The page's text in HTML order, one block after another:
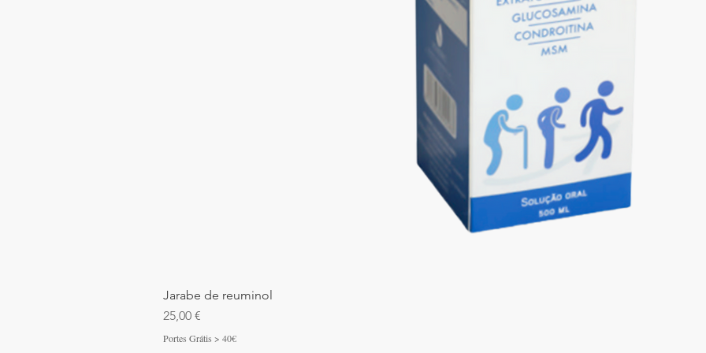
Jarabe de reuminol
Precio
25,00 €
Portes Grátis > 40€